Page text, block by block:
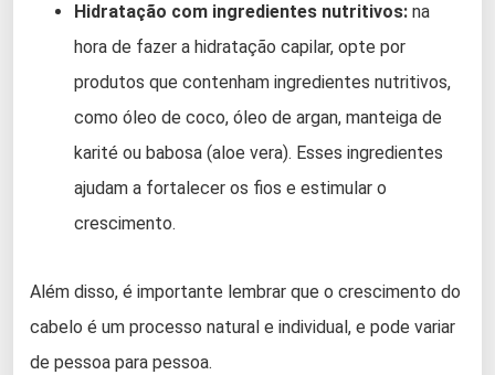
Hidratação com ingredientes nutritivos: na
hora de fazer a hidratação capilar, opte por
produtos que contenham ingredientes nutritivos,
como óleo de coco, óleo de argan, manteiga de
karité ou babosa (aloe vera). Esses ingredientes
ajudam a fortalecer os fios e estimular o
crescimento.
Além disso, é importante lembrar que o crescimento do
cabelo é um processo natural e individual, e pode variar
de pessoa para pessoa.